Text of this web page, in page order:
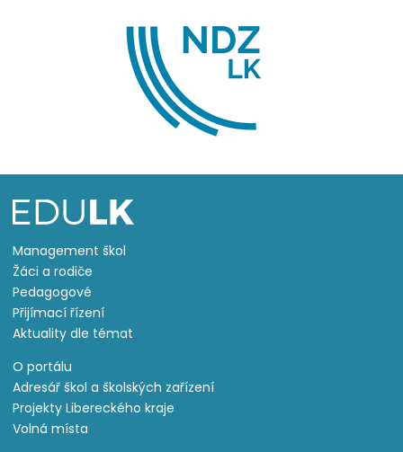
Management škol
Žáci a rodiče
Pedagogové
Přijímací řízení
Aktuality dle témat
O portálu
Adresář škol a školských zařízení
Projekty Libereckého kraje
Volná místa